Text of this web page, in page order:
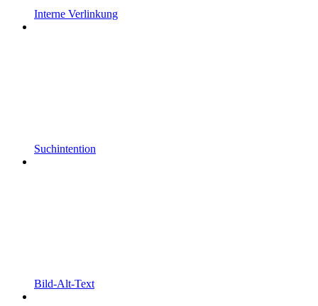
Interne Verlinkung
Suchintention
Bild-Alt-Text